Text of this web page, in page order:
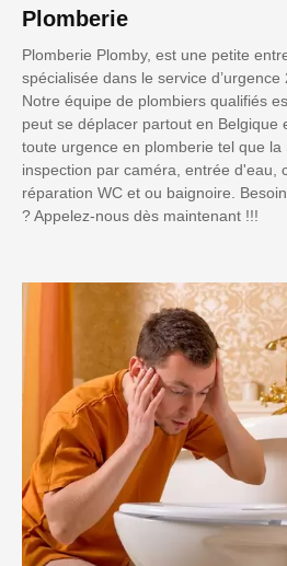
Plomberie
Plomberie Plomby, est une petite
spécialisée dans le service d’urgence
Notre équipe de plombiers qualifiés
peut se déplacer partout en Belgique
toute urgence en plomberie tel que la
inspection par caméra, entrée d'eau,
réparation WC et ou baignoire.
? Appelez-nous dès maintenant !!!